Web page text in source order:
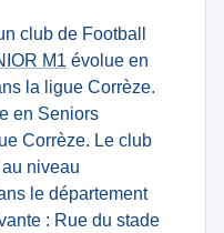
club de Football
M1 évolue en
la ligue Corrèze.
en Seniors
Corrèze. Le club
niveau
le département
: Rue du stade